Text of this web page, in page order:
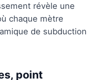
révèle une
chaque mètre
de subduction
point